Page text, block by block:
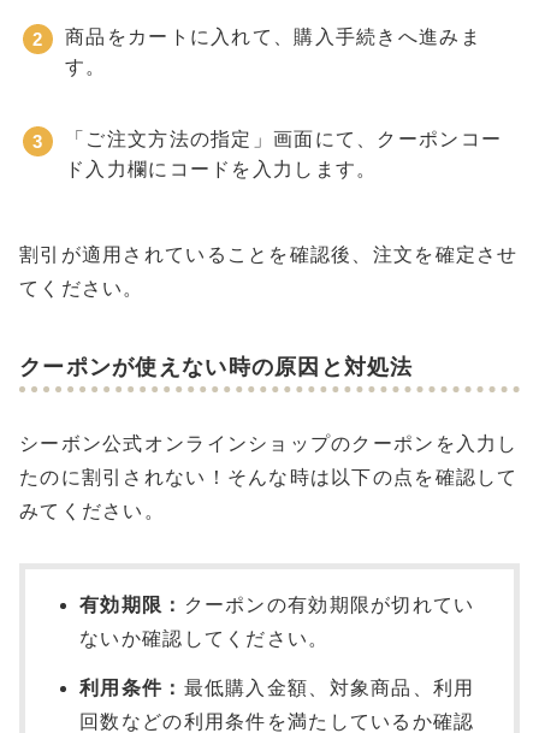
商品をカートに入れて、購入手続きへ進みま
す。
「ご注文方法の指定」画面にて、クーポンコー
ド入力欄にコードを入力します。
割引が適用されていることを確認後、注文を確定させ
てください。
クーポンが使えない時の原因と対処法
シーボン公式オンラインショップのクーポンを入力し
たのに割引されない！そんな時は以下の点を確認して
みてください。
有効期限： クーポンの有効期限が切れてい
ないか確認してください。
利用条件： 最低購入金額、対象商品、利用
回数などの利用条件を満たしているか確認